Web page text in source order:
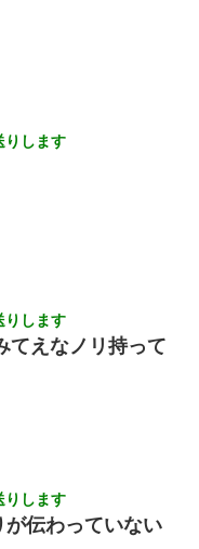
てる、今もすっごく臭
参加してたんだけど、
してほしい」私「貸す
ら泣き出して・・私
こかで音漏れしてな
りします
りします
てえなノリ持って
りします
伝わっていない